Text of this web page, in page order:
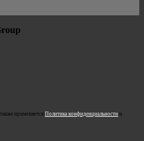
применяется Политика конфиденциальности и